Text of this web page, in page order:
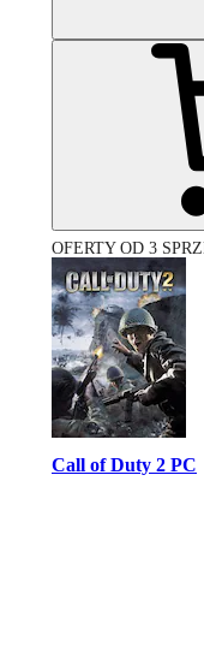
OFERTY OD 3
Call of Duty 2 PC